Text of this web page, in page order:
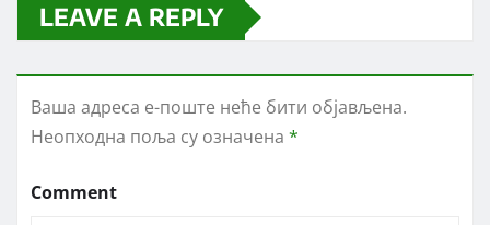
LEAVE A REPLY
Ваша адреса е-поште неће бити објављена.
Неопходна поља су означена *
Comment